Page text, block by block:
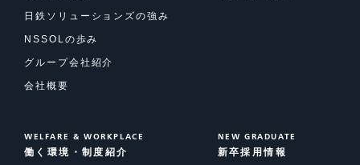
日鉄ソリューションズの強み
NSSOLの歩み
グループ会社紹介
会社概要
WELFARE & WORKPLACE
働く環境・制度紹介
NEW GRADUATE
新卒採用情報